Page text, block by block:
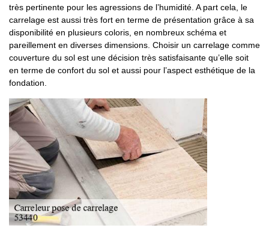
très pertinente pour les agressions de l’humidité. A part cela, le
carrelage est aussi très fort en terme de présentation grâce à sa
disponibilité en plusieurs coloris, en nombreux schéma et
pareillement en diverses dimensions. Choisir un carrelage comme
couverture du sol est une décision très satisfaisante qu’elle soit
en terme de confort du sol et aussi pour l’aspect esthétique de la
fondation.